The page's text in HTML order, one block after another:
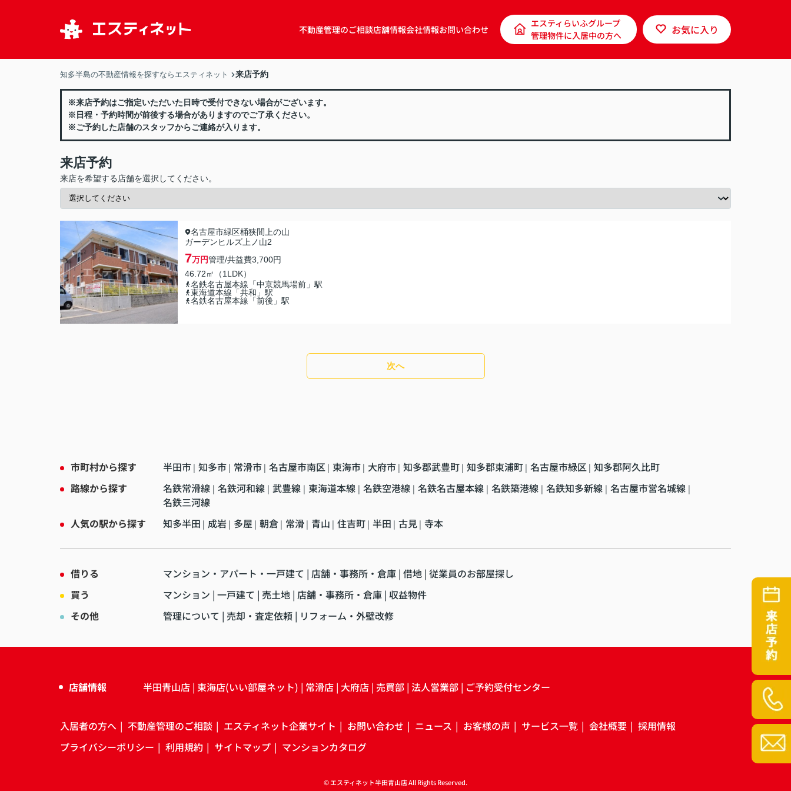
不動産管理のご相談店舗情報会社情報お問い合わせ
エスティらいふグループ
管理物件に入居中の方へ
お気に入り
知多半島の不動産情報を探すならエスティネット 来店予約
※来店予約はご指定いただいた日時で受付できない場合がございます。
※日程・予約時間が前後する場合がありますのでご了承ください。
※ご予約した店舗のスタッフからご連絡が入ります。
来店予約
来店を希望する店舗を選択してください。
名古屋市緑区桶狭間上の山
ガーデンヒルズ上ノ山2
7万円管理/共益費3,700円
46.72㎡（1LDK）
名鉄名古屋本線「中京競馬場前」駅
東海道本線「共和」駅
名鉄名古屋本線「前後」駅
次へ
市町村から探す 半田市 | 知多市 | 常滑市 | 名古屋市南区 | 東海市 | 大府市 | 知多郡武豊町 | 知多郡東浦町 | 名古屋市緑区 | 知多郡阿久比町
路線から探す
名鉄常滑線 | 名鉄河和線 | 武豊線 | 東海道本線 | 名鉄空港線 | 名鉄名古屋本線 | 名鉄築港線 | 名鉄知多新線 | 名古屋市営名城線 |
名鉄三河線
人気の駅から探す
知多半田 | 成岩 | 多屋 | 朝倉 | 常滑 | 青山 | 住吉町 | 半田 | 古見 | 寺本
借りる マンション・アパート・一戸建て 店舗・事務所・倉庫 借地 従業員のお部屋探し
買う
マンション 一戸建て 売土地 店舗・事務所・倉庫 収益物件
その他
管理について 売却・査定依頼 リフォーム・外壁改修
店舗情報 半田青山店 東海店(いい部屋ネット) 常滑店 大府店 売買部 法人営業部 ご予約受付センター
入居者の方へ 不動産管理のご相談 エスティネット企業サイト お問い合わせ ニュース お客様の声 サービス一覧 会社概要
採用情報
プライバシーポリシー
利用規約 サイトマップ マンションカタログ
© エスティネット半田青山店 All Rights Reserved.